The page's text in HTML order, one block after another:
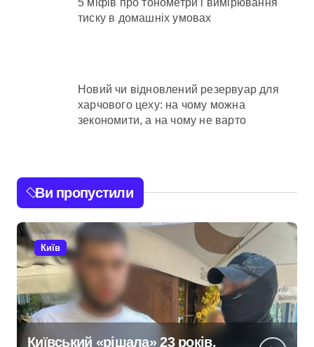
5 міфів про тонометри і вимірювання
тиску в домашніх умовах
Новий чи відновлений резервуар для
харчового цеху: на чому можна
зекономити, а на чому не варто
Ви пропустили
Київ
Київський «рішала» 23 років,